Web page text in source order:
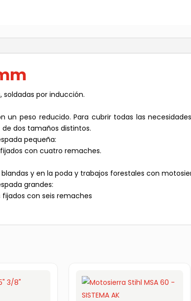
por inducción.
peso reducido. Para cubrir todas las
dos tamaños distintos.
pequeña:
con cuatro remaches.
y en la poda y trabajos forestales con
grandes:
fijados con seis remaches